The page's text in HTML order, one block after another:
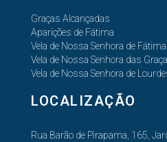
Graças Alcançadas
Aparições de Fátima
Vela de Nossa Senhora de Fátima
Vela de Nossa Senhora das
Vela de Nossa Senhora de
LOCALIZAÇÃO
Rua Barão de Pirapama, 165,